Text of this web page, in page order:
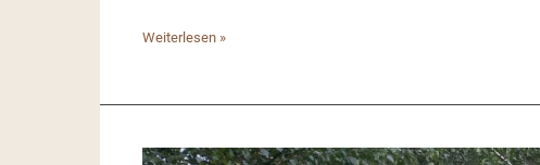
Taschenlampenturnier
Weiterlesen »